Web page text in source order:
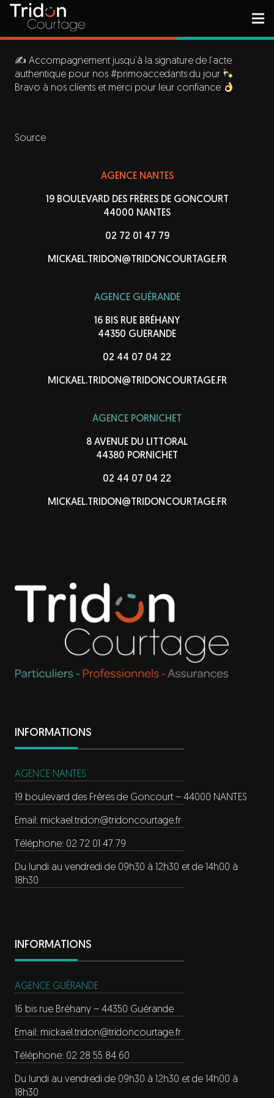
✍️ Accompagnement jusqu’à la signature de l’acte
authentique pour nos #primoaccedants du jour
Bravo à nos clients et merci pour leur confiance
Source
AGENCE NANTES
19 BOULEVARD DES FRÈRES DE GONCOURT
44000 NANTES
02 72 01 47 79
MICKAEL.TRIDON@TRIDONCOURTAGE.FR
AGENCE GUÉRANDE
16 BIS RUE BRÉHANY
44350 GUERANDE
02 44 07 04 22
MICKAEL.TRIDON@TRIDONCOURTAGE.FR
AGENCE PORNICHET
8 AVENUE DU LITTORAL
44380 PORNICHET
02 44 07 04 22
MICKAEL.TRIDON@TRIDONCOURTAGE.FR
INFORMATIONS
AGENCE NANTES
19 boulevard des Frères de Goncourt – 44000 NANTES
Email: mickael.tridon@tridoncourtage.fr
Téléphone: 02 72 01 47 79
Du lundi au vendredi de 09h30 à 12h30 et de 14h00 à
18h30
INFORMATIONS
AGENCE GUÉRANDE
16 bis rue Bréhany – 44350 Guérande
Email: mickael.tridon@tridoncourtage.fr
Téléphone: 02 28 55 84 60
Du lundi au vendredi de 09h30 à 12h30 et de 14h00 à
18h30